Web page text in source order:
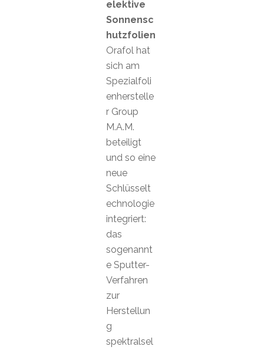
elektive
Sonnensc
hutzfolien
Orafol hat
sich am
Spezialfoli
enherstelle
r Group
M.A.M.
beteiligt
und so eine
neue
Schlüsselt
echnologie
integriert:
das
sogenannt
e Sputter-
Verfahren
zur
Herstellun
g
spektralsel